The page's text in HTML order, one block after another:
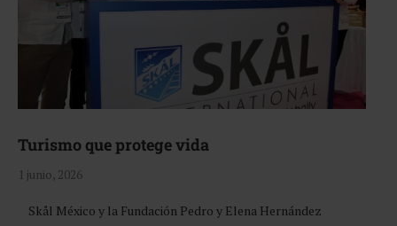
Turismo que protege vida
1 junio, 2026
Skål México y la Fundación Pedro y Elena Hernández